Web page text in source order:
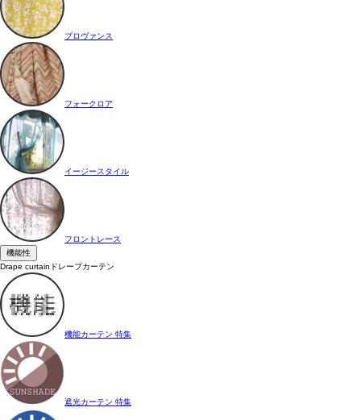
プロヴァンス
フォークロア
イージースタイル
フロントレース
機能性
Drape curtain ドレープカーテン
機能カーテン 特集
遮光カーテン 特集